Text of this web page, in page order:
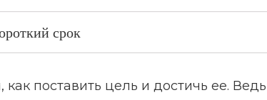
срок
поставить цель и достичь ее. Ведь